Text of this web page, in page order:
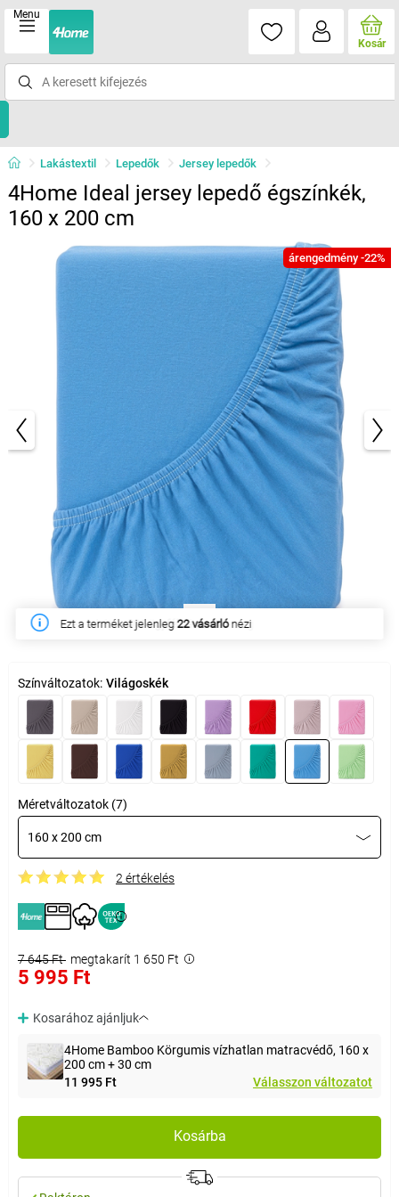
Menu
Kosár
Lakástextil Lepedők Jersey lepedők
4Home Ideal jersey lepedő égszínkék,
160 x 200 cm
árengedmény -22%
Ezen a héten306 ügyfélvásárolta meg
Színváltozatok: Világoskék
Méretváltozatok (7)
160 x 200 cm
2 értékelés
7 645 Ft megtakarít 1 650 Ft
5 995 Ft
Kosarához ajánljuk
4Home Bamboo Körgumis vízhatlan matracvédő, 160 x
200 cm + 30 cm
11 995 Ft
Válasszon változatot
Kosárba